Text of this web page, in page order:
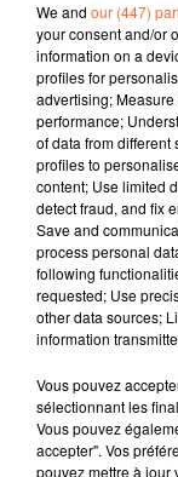
Patrice
L'info près de
La campagne
comme nous
adversaire
Jusqu'à présent
section bovine
Gaboriau a été
La médaille de
Nature de
en faveur du
surcoûts
sachant que sa
ville.
We and our (447)
your consent and/or
information on a
profiles for
advertising;
performance;
of data from
profiles to
content; Use limited
detect fraud, and fix
Save and
process personal
following
requested; Use
other data sources;
information
Vous pouvez
sélectionnant les
Vous pouvez
accepter". Vos
pouvez mettre à jour